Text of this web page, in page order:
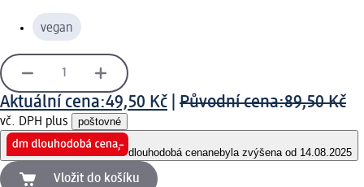
vegan
Aktuální cena:49,50 Kč Původní cena:89,50 Kč
vč. DPH plus poštovné
dlouhodobá cenanebyla zvýšena od 14.08.2025
Vložit do košíku